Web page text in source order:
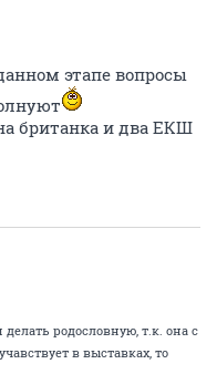
этапе вопросы
британка и два ЕКШ
родословную, т.к. она с
в выставках, то